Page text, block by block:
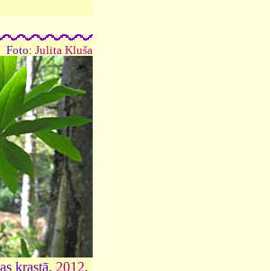
Foto: Julita Kluša
krastā, 2012.